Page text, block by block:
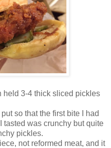
held 3-4 thick sliced pickles
so that the first bite I had
tasted was crunchy but quite
pickles.
not reformed meat, and it